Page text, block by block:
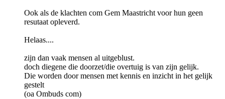
Ook als de klachten com Gem Maastricht voor hun geen
resutaat opleverd.
Helaas....
zijn dan vaak mensen al uitgeblust.
doch diegene die doorzet/die overtuig is van zijn gelijk.
Die worden door mensen met kennis en inzicht in het gelijk
gestelt
(oa Ombuds com)